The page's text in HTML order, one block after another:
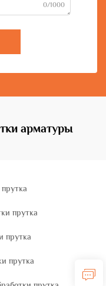
0/1000
арматуры
прутка
прутка
прутка